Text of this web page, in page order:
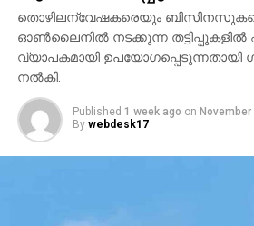
തൊഴിലന്വേഷകരെയും
ഓണ്‍ലൈനില്‍ നടക്കുന്ന
വ്യാപകമായി ഉപയോഗപ്പെടുന്നതായി
നല്‍കി.
Published 1 week ago on November
By webdesk17